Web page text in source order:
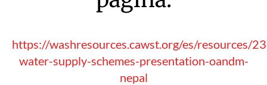
https://washresources.cawst.org/es/resources/
water-supply-schemes-presentation-oandm-
nepal